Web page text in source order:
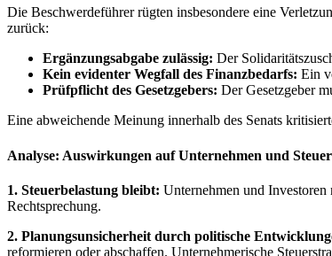
Die Beschwerdeführer rügten insbesondere eine
zurück:
Ergänzungsabgabe zulässig: Der
Kein evidenter Wegfall des Finanzbedarfs: Ein
Prüfpflicht des Gesetzgebers: Der Gesetzgeber
Eine abweichende Meinung innerhalb des Senats
Analyse: Auswirkungen auf Unternehmen und
1. Steuerbelastung bleibt: Unternehmen und
Rechtsprechung.
2. Planungsunsicherheit durch politische
reformieren oder abschaffen. Unternehmerische